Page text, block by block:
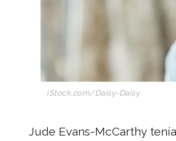
iStock.com/Daisy-Daisy
Jude Evans-McCarthy